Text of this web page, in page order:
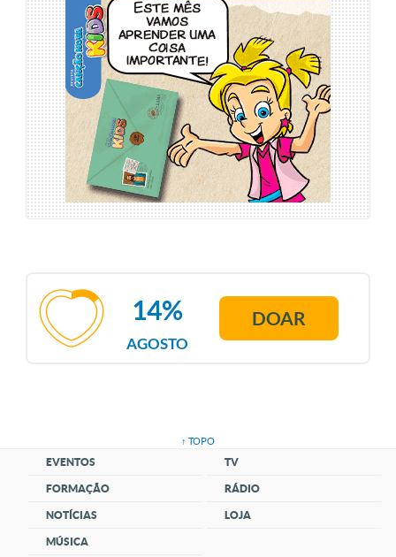
AGOSTO
14% DOAR
↑ TOPO
EVENTOS
FORMAÇÃO
NOTÍCIAS
MÚSICA
TV
RÁDIO
LOJA